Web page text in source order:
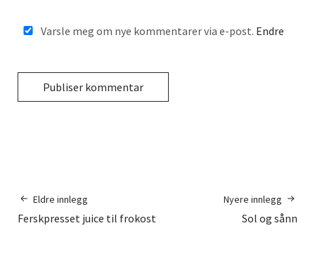
Varsle meg om nye kommentarer via e-post. Endre
Eldre innlegg
Ferskpresset juice til frokost
Nyere innlegg
Sol og sånn